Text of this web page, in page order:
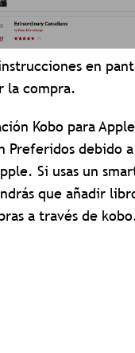
en
la compra.
Kobo para
Preferidos debido
Si usas un
que añadir
a través de